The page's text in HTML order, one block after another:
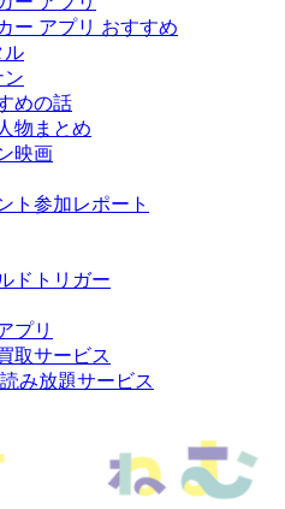
ー アプリ おすすめ
ル
ン
めの話
物まとめ
映画
ト参加レポート
ドトリガー
プリ
取サービス
み放題サービス